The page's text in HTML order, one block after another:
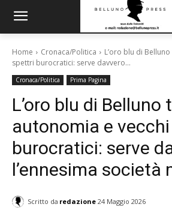
Home Cronaca/Politica
L’oro blu di
spettri burocratici: serve davvero...
Cronaca/Politica Prima Pagina
L’oro blu di Belluno
autonomia e
burocratici: serve
l’ennesima società
Scritto da redazione 24 Maggio 2026